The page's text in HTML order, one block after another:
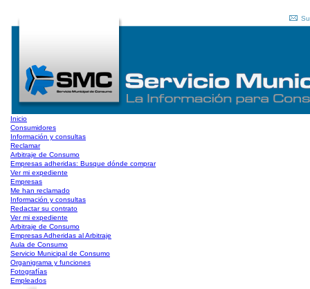
Inicio
Consumidores
Información y consultas
Reclamar
Arbitraje de Consumo
Empresas adheridas: Busque dónde comprar
Ver mi expediente
Empresas
Me han reclamado
Información y consultas
Redactar su contrato
Ver mi expediente
Arbitraje de Consumo
Empresas Adheridas al Arbitraje
Aula de Consumo
Servicio Municipal de Consumo
Organigrama y funciones
Fotografías
Empleados